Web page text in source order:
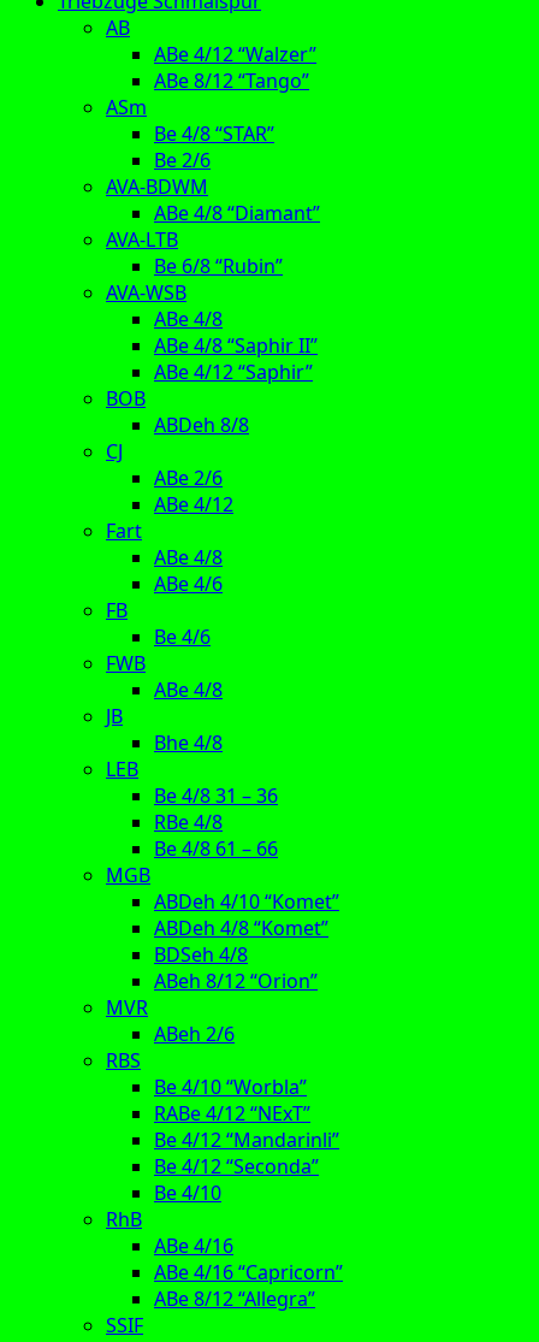
AB
ABe 4/12 “Walzer”
ABe 8/12 “Tango”
ASm
Be 4/8 “STAR”
Be 2/6
AVA-BDWM
ABe 4/8 “Diamant”
AVA-LTB
Be 6/8 “Rubin”
AVA-WSB
ABe 4/8
ABe 4/8 “Saphir II”
ABe 4/12 “Saphir”
BOB
ABDeh 8/8
CJ
ABe 2/6
ABe 4/12
Fart
ABe 4/8
ABe 4/6
FB
Be 4/6
FWB
ABe 4/8
JB
Bhe 4/8
LEB
Be 4/8 31 – 36
RBe 4/8
Be 4/8 61 – 66
MGB
ABDeh 4/10 “Komet”
ABDeh 4/8 “Komet”
BDSeh 4/8
ABeh 8/12 “Orion”
MVR
ABeh 2/6
RBS
Be 4/10 “Worbla”
RABe 4/12 “NExT”
Be 4/12 “Mandarinli”
Be 4/12 “Seconda”
Be 4/10
RhB
ABe 4/16
ABe 4/16 “Capricorn”
ABe 8/12 “Allegra”
SSIF